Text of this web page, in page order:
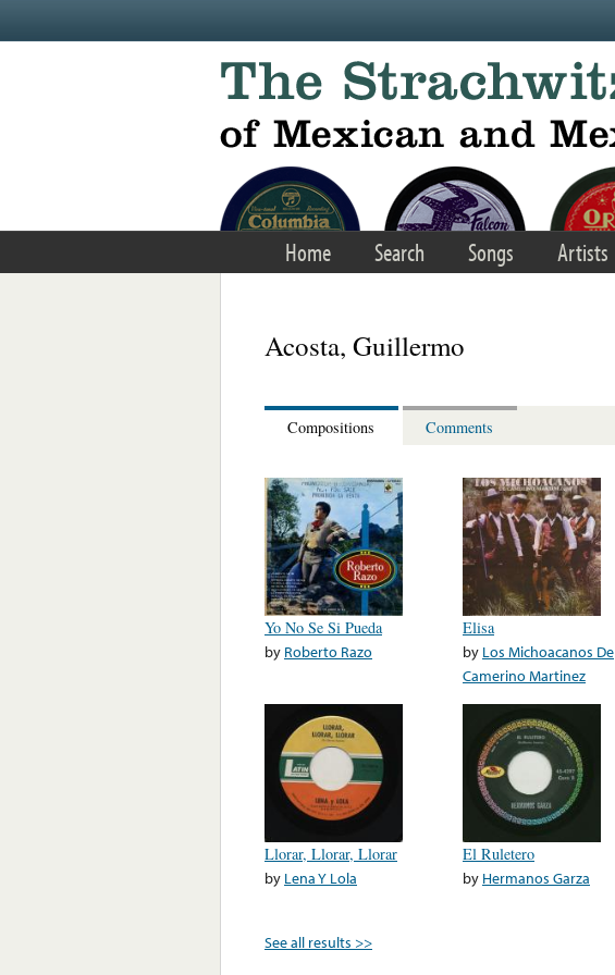
Home Search Songs Artists
Acosta, Guillermo
Compositions Comments
Yo No Se Si Pueda
by Roberto Razo
Elisa
by Los Michoacanos De
Camerino Martinez
Llorar, Llorar, Llorar
by Lena Y Lola
El Ruletero
by Hermanos Garza
See all results >>